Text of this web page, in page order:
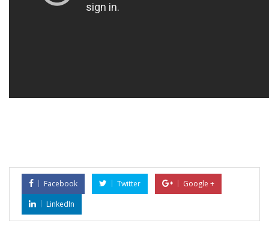
Facebook Twitter
Google +
LinkedIn